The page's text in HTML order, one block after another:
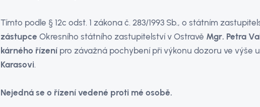
Tímto podle § 12c odst. 1 zákona č. 283/1993 Sb., o státním
zástupce Okresního státního zastupitelství v Ostravě Mgr. Petra
kárného řízenípro závažná pochybení při výkonu dozoru ve výše
Karasovi.
Nejedná se o řízení vedené proti mé osobě.